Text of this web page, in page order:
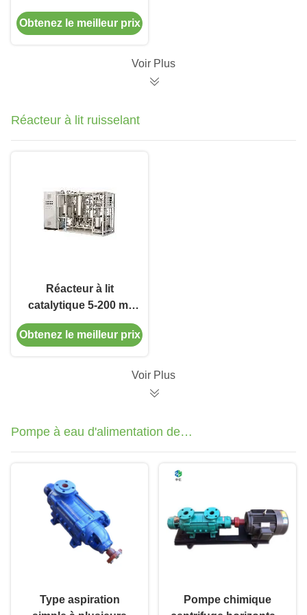
pompe à eau de
forage de
Obtenez le meilleur prix
Voir Plus
Réacteur à lit ruisselant
Réacteur à lit
catalytique 5-200 ml
Réacteur à lit fixe
multi-tubulaire
Obtenez le meilleur prix
Voir Plus
Pompe à eau d'alimentation de
chaudière
Type aspiration
Pompe chimique